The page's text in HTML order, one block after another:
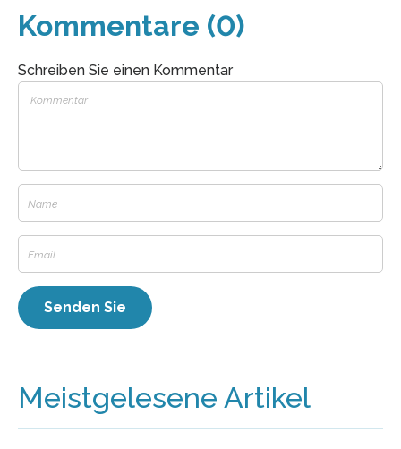
Kommentare (0)
Schreiben Sie einen Kommentar
Meistgelesene Artikel